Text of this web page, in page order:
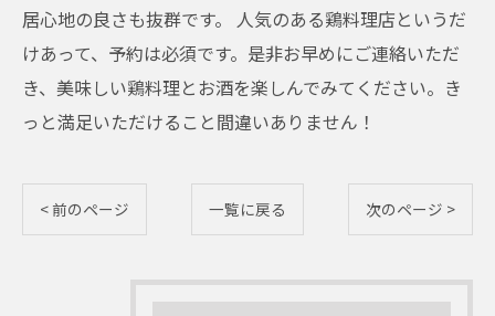
居心地の良さも抜群です。 人気のある鶏料理店というだ
けあって、予約は必須です。是非お早めにご連絡いただ
き、美味しい鶏料理とお酒を楽しんでみてください。き
っと満足いただけること間違いありません！
< 前のページ 一覧に戻る 次のページ >